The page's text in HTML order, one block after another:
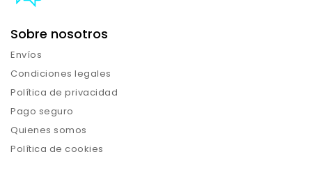
Sobre nosotros
Envíos
Condiciones legales
Política de privacidad
Pago seguro
Quienes somos
Política de cookies